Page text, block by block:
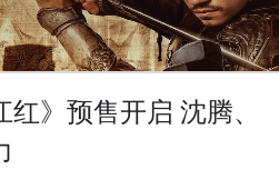
》预售开启 沈腾、